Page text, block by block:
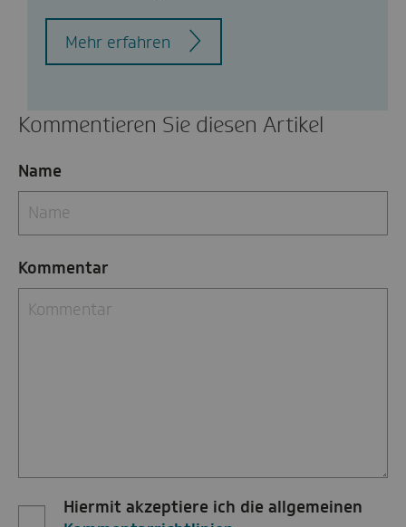
Mehr erfahren
Kommentieren Sie diesen Artikel
Name
Kommentar
Hiermit akzeptiere ich die allgemeinen